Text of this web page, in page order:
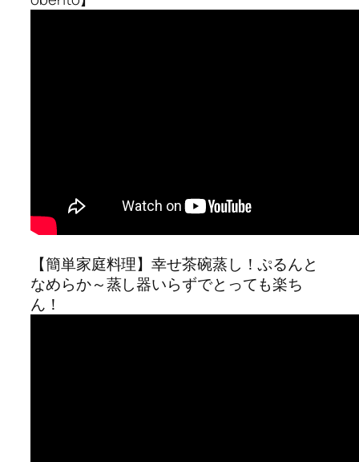
【簡単家庭料理】幸せ茶碗蒸し！ぷるんと
なめらか～蒸し器いらずでとっても楽ち
ん！